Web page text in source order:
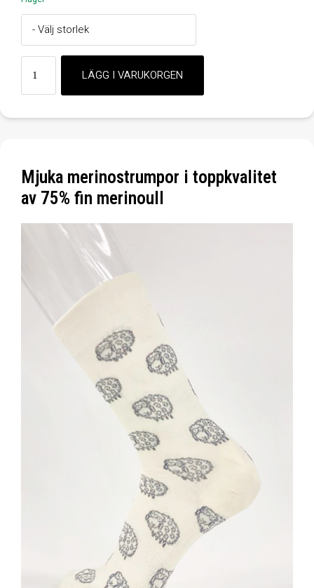
Mjuka merinostrumpor i toppkvalitet
av 75% fin merinoull